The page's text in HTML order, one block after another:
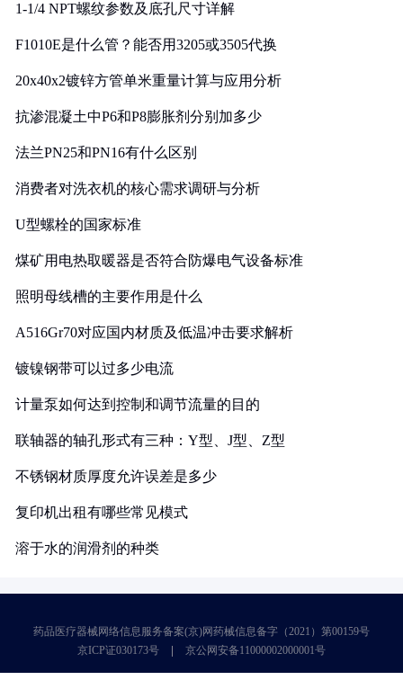
1-1/4 NPT螺纹参数及底孔尺寸详解
F1010E是什么管？能否用3205或3505代换
20x40x2镀锌方管单米重量计算与应用分析
抗渗混凝土中P6和P8膨胀剂分别加多少
法兰PN25和PN16有什么区别
消费者对洗衣机的核心需求调研与分析
U型螺栓的国家标准
煤矿用电热取暖器是否符合防爆电气设备标准
照明母线槽的主要作用是什么
A516Gr70对应国内材质及低温冲击要求解析
镀镍钢带可以过多少电流
计量泵如何达到控制和调节流量的目的
联轴器的轴孔形式有三种：Y型、J型、Z型
不锈钢材质厚度允许误差是多少
复印机出租有哪些常见模式
溶于水的润滑剂的种类
药品医疗器械网络信息服务备案(京)网药械信息备字（2021）第00159号
京ICP证030173号
京公网安备11000002000001号